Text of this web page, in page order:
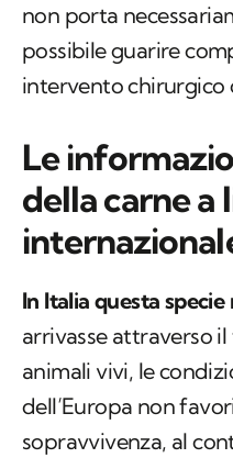
non porta
possibile guarire
intervento chirurgico
Le
della carne a
In Italia questa
arrivasse attraverso
animali vivi, le
dell’Europa non
sopravvivenza, al